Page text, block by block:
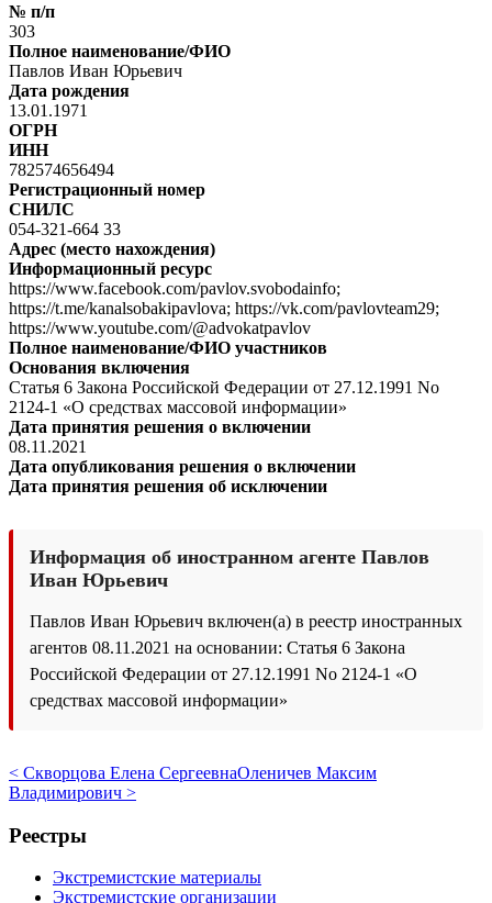
№ п/п
303
Полное наименование/ФИО
Павлов Иван Юрьевич
Дата рождения
13.01.1971
ОГРН
ИНН
782574656494
Регистрационный номер
СНИЛС
054-321-664 33
Адрес (место нахождения)
Информационный ресурс
https://www.facebook.com/pavlov.svobodainfo;
https://t.me/kanalsobakipavlova; https://vk.com/pavlovteam29;
https://www.youtube.com/@advokatpavlov
Полное наименование/ФИО участников
Основания включения
Статья 6 Закона Российской Федерации от 27.12.1991 No
2124-1 «О средствах массовой информации»
Дата принятия решения о включении
08.11.2021
Дата опубликования решения о включении
Дата принятия решения об исключении
Информация об иностранном агенте Павлов
Иван Юрьевич
Павлов Иван Юрьевич включен(а) в реестр иностранных
агентов 08.11.2021 на основании: Статья 6 Закона
Российской Федерации от 27.12.1991 No 2124-1 «О
средствах массовой информации»
< Скворцова Елена СергеевнаОленичев Максим
Владимирович >
Реестры
Экстремистские материалы
Экстремистские организации